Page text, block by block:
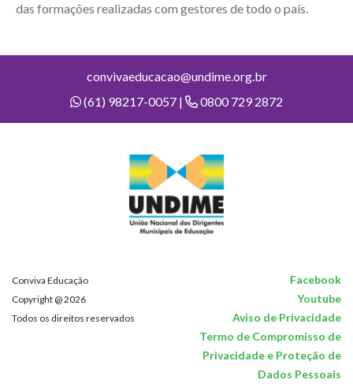
das formações realizadas com gestores de todo o país.
convivaeducacao@undime.org.br
(61) 98217-0057 |
0800 729 2872
Conviva Educação Facebook
Copyright @ 2026 Youtube
Todos os direitos reservados
Aviso de Privacidade
Termo de Compromisso de
Privacidade e Proteção de
Dados Pessoais